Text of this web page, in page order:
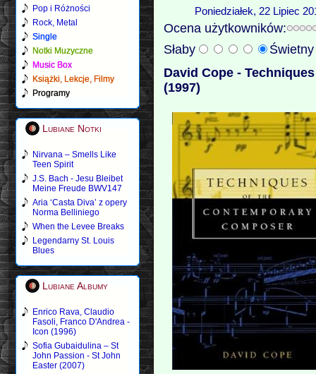
Pop i Różności
Rock, Metal
Single
Notki Muzyczne
Music Box
Książki, Lekcje, Filmy
Programy
Lubiane Notki
Nirvana – Smells Like
Teen Spirit
J.S. Bach - Jesu Bleibet
Meine Freude BWV147
Aria ‘Casta Diva’ z opery
Norma Belliniego
When the Levee Breaks
Legendarny St. Louis
Blues
Lubiane Albumy
Enrico Rava, Claudio
Fasoli, Franco D'Andrea -
Icon (1996)
Sofia Gubaidulina – St
John Passion - St John
Easter (2007)
Poniedziałek, 22 Lipiec
Ocena użytkowników:
Słaby
David Cope -
(1997)